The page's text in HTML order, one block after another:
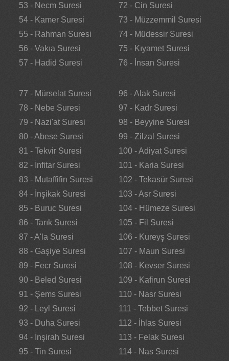
53 - Necm Suresi
54 - Kamer Suresi
55 - Rahman Suresi
56 - Vakıa Suresi
57 - Hadid Suresi
72 - Cin Suresi
73 - Müzzemmil Suresi
74 - Müdessir Suresi
75 - Kıyamet Suresi
76 - İnsan Suresi
77 - Mürselat Suresi
78 - Nebe Suresi
79 - Nazi'at Suresi
80 - Abese Suresi
81 - Tekvir Suresi
82 - İnfitar Suresi
83 - Mutaffifin Suresi
84 - İnşikak Suresi
85 - Buruc Suresi
86 - Tarık Suresi
87 - A'la Suresi
88 - Gaşiye Suresi
89 - Fecr Suresi
90 - Beled Suresi
91 - Şems Suresi
92 - Leyl Suresi
93 - Duha Suresi
94 - İnşirah Suresi
95 - Tin Suresi
96 - Alak Suresi
97 - Kadr Suresi
98 - Beyyine Suresi
99 - Zilzal Suresi
100 - Adiyat Suresi
101 - Karia Suresi
102 - Tekasür Suresi
103 - Asr Suresi
104 - Hümeze Suresi
105 - Fil Suresi
106 - Kureyş Suresi
107 - Maun Suresi
108 - Kevser Suresi
109 - Kafirun Suresi
110 - Nasr Suresi
111 - Tebbet Suresi
112 - İhlas Suresi
113 - Felak Suresi
114 - Nas Suresi